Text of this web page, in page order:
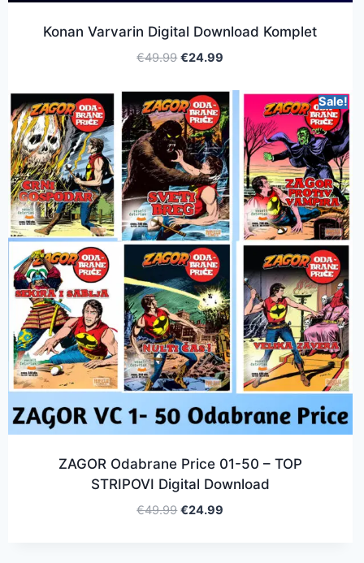
Konan Varvarin Digital Download Komplet
€49.99 €24.99
Sale!
ZAGOR Odabrane Price 01-50 – TOP
STRIPOVI Digital Download
€49.99 €24.99